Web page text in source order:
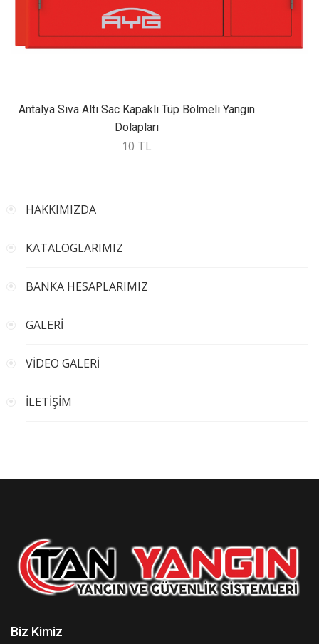
Antalya Sıva Altı Sac Kapaklı Tüp Bölmeli Yangın
Dolapları
10 TL
HAKKIMIZDA
KATALOGLARIMIZ
BANKA HESAPLARIMIZ
GALERİ
VİDEO GALERİ
İLETİŞİM
Biz Kimiz